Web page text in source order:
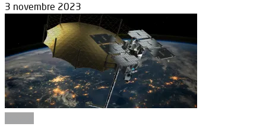
3 novembre 2023